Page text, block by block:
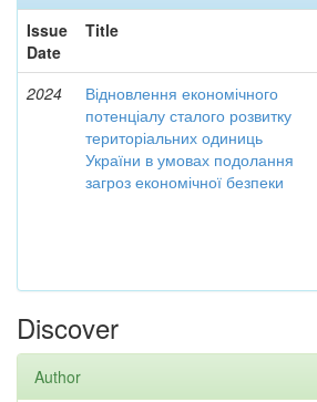
Issue
Date
Title
2024
Відновлення економічного
потенціалу сталого розвитку
територіальних одиниць
України в умовах подолання
загроз економічної безпеки
Discover
Author